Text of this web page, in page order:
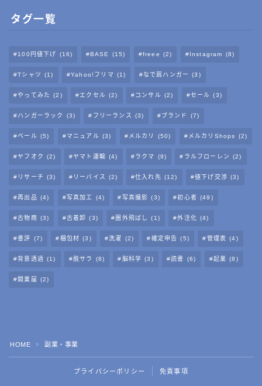
タグ一覧
100円値下げ (16) BASE (15) freee (2) Instagram (8)
Tシャツ (1) Yahoo!フリマ (1) なで肩ハンガー (3)
やってみた (2) エクセル (2) コンサル (2) セール (3)
ハンガーラック (3) フリーランス (3) ブランド (7)
ベール (5) マニュアル (3) メルカリ (50) メルカリShops (2)
ヤフオク (2) ヤマト運輸 (4) ラクマ (9) ラルフローレン (2)
リサーチ (3) リーバイス (2) 仕入れ先 (12) 値下げ交渉 (3)
再出品 (4) 写真加工 (4) 写真撮影 (3) 初心者 (49)
古物商 (3) 古着卸 (3) 圏外飛ばし (1) 外注化 (4)
書評 (7) 梱包材 (3) 洗濯 (2) 確定申告 (5) 管理表 (4)
背景透過 (1) 脱サラ (8) 脳科学 (3) 読書 (6) 起業 (8)
開業届 (2)
HOME ＞ 副業・事業
プライバシーポリシー 免責事項